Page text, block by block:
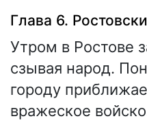
Глава 6.
Утром в Ростове
сзывая народ.
городу
вражеское